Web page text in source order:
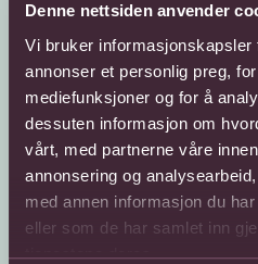
Denne nettsiden anvender
Vi bruker informasjonskapsler
annonser et personlig preg,
mediefunksjoner og for å
dessuten informasjon om
vårt, med partnerne våre
annonsering og
med annen informasjon du
eller som de har samlet inn
tjenestene deres.
Kundeservice
66 85 75 50
Mandag - fredag